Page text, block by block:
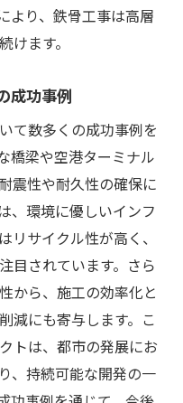
鉄骨工事の利点
ための工法
る鉄骨のメリット
めのベストプラク
実現する方法
のスピードアップ
る鉄骨の影響
より、鉄骨工事は高層
けます。
成功事例
て数多くの成功事例を
橋梁や空港ターミナル
震性や耐久性の確保に
、環境に優しいインフ
リサイクル性が高く、
目されています。さら
から、施工の効率化と
減にも寄与します。こ
トは、都市の発展にお
、持続可能な開発の一